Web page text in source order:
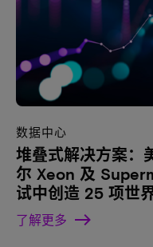
数据中心
堆叠式解决方案：
尔 Xeon 及
试中创造 25 项世
了解更多